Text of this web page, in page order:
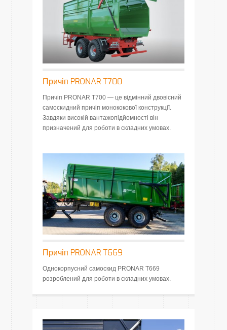
Причіп PRONAR T700
Причіп PRONAR T700 — це відмінний двовісний
самоскидний причіп монококової конструкції.
Завдяки високій вантажопідйомності він
призначений для роботи в складних умовах.
Причіп PRONAR T669
Однокорпусний самоскид PRONAR T669
розроблений для роботи в складних умовах.